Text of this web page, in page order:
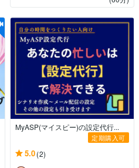
MyASP(マイスピー)の設定代行...
定期購入可
5.0(2)